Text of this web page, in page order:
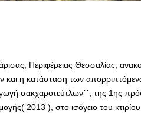
Περιφέρειας Θεσσαλίας,
και η κατάσταση των
σακχαροτεύτλων΄΄, της 1ης
2013 ), στο ισόγειο του κτιρίου